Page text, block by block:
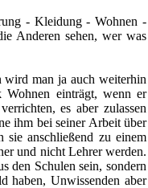
-Kleidung - Wohnen -
Anderen sehen, wer was
wird man ja auch weiterhin
einträgt, wenn er
es aber zulassen
ihm bei seiner Arbeit über
sie anschließend zu einem
und nicht Lehrer werden.
den Schulen sein, sondern
haben, Unwissenden aber